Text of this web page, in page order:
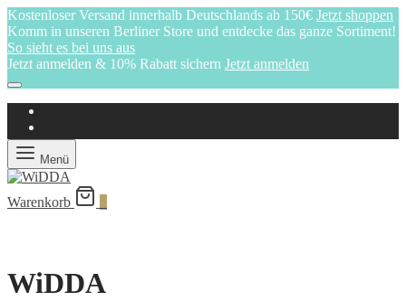
Kostenloser Versand innerhalb Deutschlands ab 150€ Jetzt shoppen
Komm in unseren Berliner Store und entdecke das ganze Sortiment!
So sieht es bei uns aus
Jetzt anmelden & 10% Rabatt sichern Jetzt anmelden
Menü
Warenkorb
WiDDA